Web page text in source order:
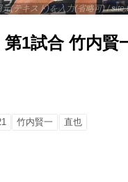
(テキスト)を入力(省略可) /
第1試合 竹内賢
竹内賢一 直也